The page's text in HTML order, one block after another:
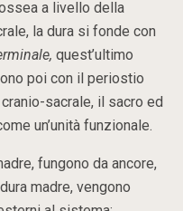
a livello della
la dura si fonde con
quest’ultimo
poi con il periostio
sacrale, il sacro ed
un’unità funzionale.
fungono da ancore,
madre, vengono